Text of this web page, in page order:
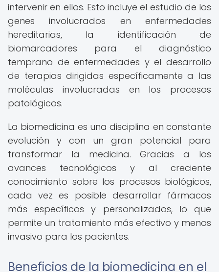
intervenir en ellos. Esto incluye el estudio de los
genes involucrados en enfermedades
hereditarias, la identificación de
biomarcadores para el diagnóstico
temprano de enfermedades y el desarrollo
de terapias dirigidas específicamente a las
moléculas involucradas en los procesos
patológicos.
La biomedicina es una disciplina en constante
evolución y con un gran potencial para
transformar la medicina. Gracias a los
avances tecnológicos y al creciente
conocimiento sobre los procesos biológicos,
cada vez es posible desarrollar fármacos
más específicos y personalizados, lo que
permite un tratamiento más efectivo y menos
invasivo para los pacientes.
Beneficios de la biomedicina en el